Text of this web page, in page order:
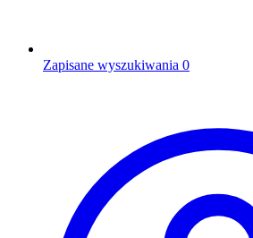
Zapisane wyszukiwania 0